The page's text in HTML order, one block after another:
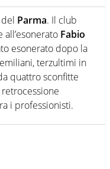
di calcio, ama
e futuri campioni. Anzi,
e li scova prima di
Parma. Il club
Fabio
esonerato dopo la
terzultimi in
quattro sconfitte
i professionisti.